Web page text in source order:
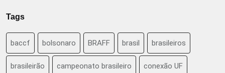
Tags
baccf bolsonaro BRAFF brasil brasileiros
brasileirão campeonato brasileiro conexão UF